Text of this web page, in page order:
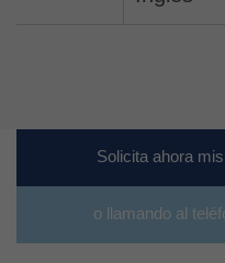
Solicita ahora
o llamando al